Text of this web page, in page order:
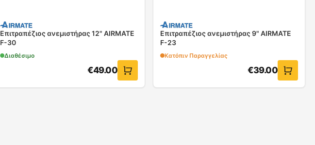
Επιτραπέζιος ανεμιστήρας 12" AIRMATE
F-30
Διαθέσιμο
€49.00
Επιτραπέζιος ανεμιστήρας 9" AIRMATE
F-23
Κατόπιν Παραγγελίας
€39.00